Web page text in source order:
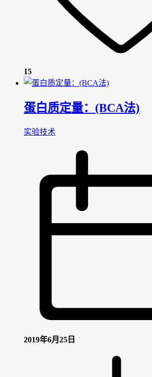
15
蛋白质定量：(BCA法)
实验技术
2019年6月25日